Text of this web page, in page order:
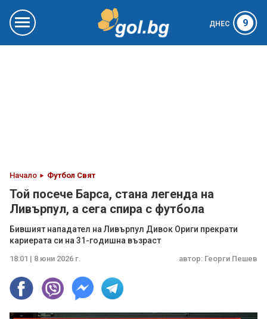
ДНЕС 9
Начало Футбол Свят
Той посече Барса, стана легенда на
Ливърпул, а сега спира с футбола
Бившият нападател на Ливърпул Дивок Ориги прекрати
кариерата си на 31-годишна възраст
18:01 | 8 юни 2026 г. автор: Георги Пешев